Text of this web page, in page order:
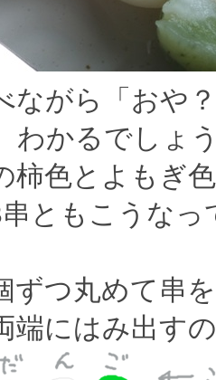
がら「おや
わかるでしょ
柿色とよもぎ
ともこうなっ
つ丸めて串
端にはみ出す